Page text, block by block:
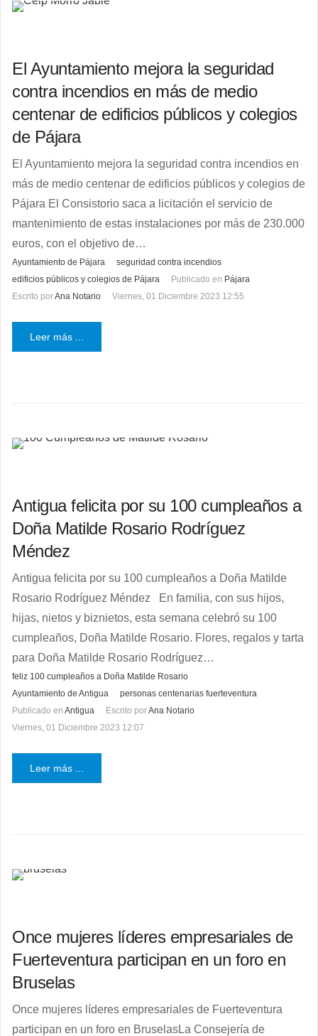
El Ayuntamiento mejora la seguridad
contra incendios en más de medio
centenar de edificios públicos y colegios
de Pájara
El Ayuntamiento mejora la seguridad contra incendios en
más de medio centenar de edificios públicos y colegios de
Pájara El Consistorio saca a licitación el servicio de
mantenimiento de estas instalaciones por más de 230.000
euros, con el objetivo de…
Ayuntamiento de Pájara
seguridad contra incendios
edificios públicos y colegios de Pájara
Publicado en Pájara
Escrito porAna Notario Viernes, 01 Diciembre 2023 12:55
Leer más ...
Antigua felicita por su 100 cumpleaños a
Doña Matilde Rosario Rodríguez
Méndez
Antigua felicita por su 100 cumpleaños a Doña Matilde
Rosario Rodríguez Méndez En familia, con sus hijos,
hijas, nietos y biznietos, esta semana celebró su 100
cumpleaños, Doña Matilde Rosario. Flores, regalos y tarta
para Doña Matilde Rosario Rodríguez…
feliz 100 cumpleaños a Doña Matilde Rosario
Ayuntamiento de Antigua
personas centenarias fuerteventura
Publicado en Antigua Escrito porAna Notario
Viernes, 01 Diciembre 2023 12:07
Leer más ...
Once mujeres líderes empresariales de
Fuerteventura participan en un foro en
Bruselas
Once mujeres líderes empresariales de Fuerteventura
participan en un foro en BruselasLa Consejería de